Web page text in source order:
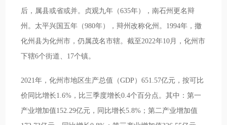
后，属县或省或并。贞观九年（635年），南石州更名辩
州。太平兴国五年（980年），辩州改称化州。1994年，撤
化州县为化州市，仍属茂名市辖。截至2022年10月，化州市
下辖6个街道、17个镇。
2021年，化州市地区生产总值（GDP）651.57亿元，按可比
价同比增长1.6%，比三季度增长0.4个百分点。其中：第一
产业增加值152.29亿元，同比增长5.8%；第二产业增加值